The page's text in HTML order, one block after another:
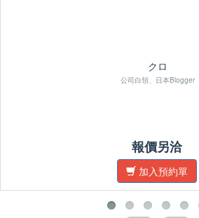
クロ
公司白領、日本Blogger
報價另洽
加入預約單